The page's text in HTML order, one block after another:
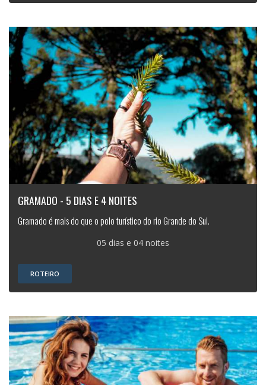
GRAMADO - 5 DIAS E 4 NOITES
Gramado é mais do que o polo turístico do rio Grande do Sul.
05 dias e 04 noites
ROTEIRO